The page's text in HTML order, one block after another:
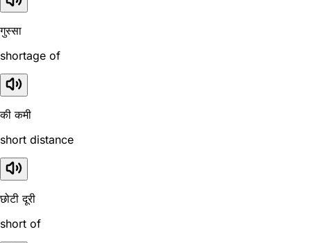
गुस्सा
shortage of
की कमी
short distance
छोटी दूरी
short of